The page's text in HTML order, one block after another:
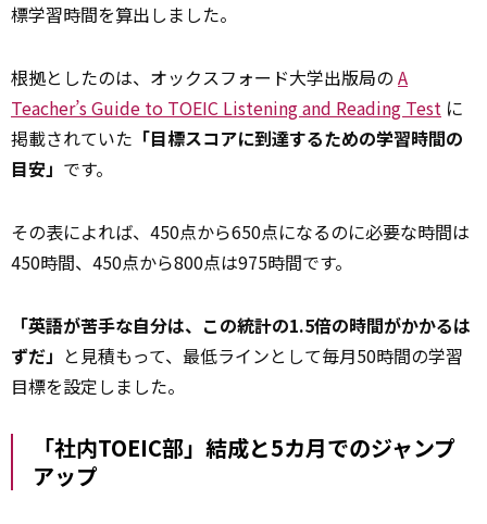
標学習時間を算出しました。
根拠としたのは、オックスフォード大学出版局の A
Teacher’s Guide to TOEIC Listening and Reading Test に
掲載されていた 「目標スコアに到達するための学習時間の
目安」 です。
その表によれば、450点から650点になるのに必要な時間は
450時間、450点から800点は975時間です。
「英語が苦手な自分は、この統計の1.5倍の時間がかかるは
ずだ」 と見積もって、最低ラインとして毎月50時間の学習
目標を設定しました。
「社内TOEIC部」結成と5カ月でのジャンプ
アップ